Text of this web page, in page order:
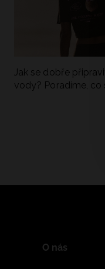
Jak se dobře
vody? Poradíme, co
O nás